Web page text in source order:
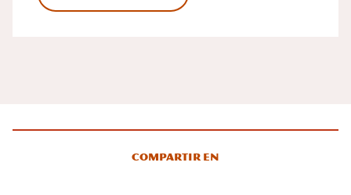
Compartir en